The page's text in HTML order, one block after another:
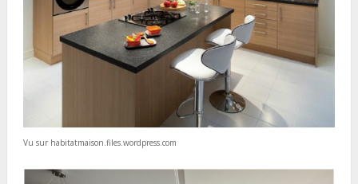
Vu sur habitatmaison.files.wordpress.com